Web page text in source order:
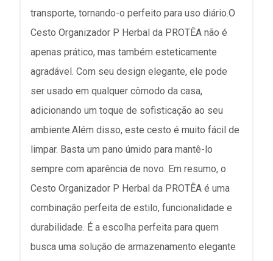
transporte, tornando-o perfeito para uso diário.O
Cesto Organizador P Herbal da PROTÊA não é
apenas prático, mas também esteticamente
agradável. Com seu design elegante, ele pode
ser usado em qualquer cômodo da casa,
adicionando um toque de sofisticação ao seu
ambiente.Além disso, este cesto é muito fácil de
limpar. Basta um pano úmido para mantê-lo
sempre com aparência de novo. Em resumo, o
Cesto Organizador P Herbal da PROTÊA é uma
combinação perfeita de estilo, funcionalidade e
durabilidade. É a escolha perfeita para quem
busca uma solução de armazenamento elegante